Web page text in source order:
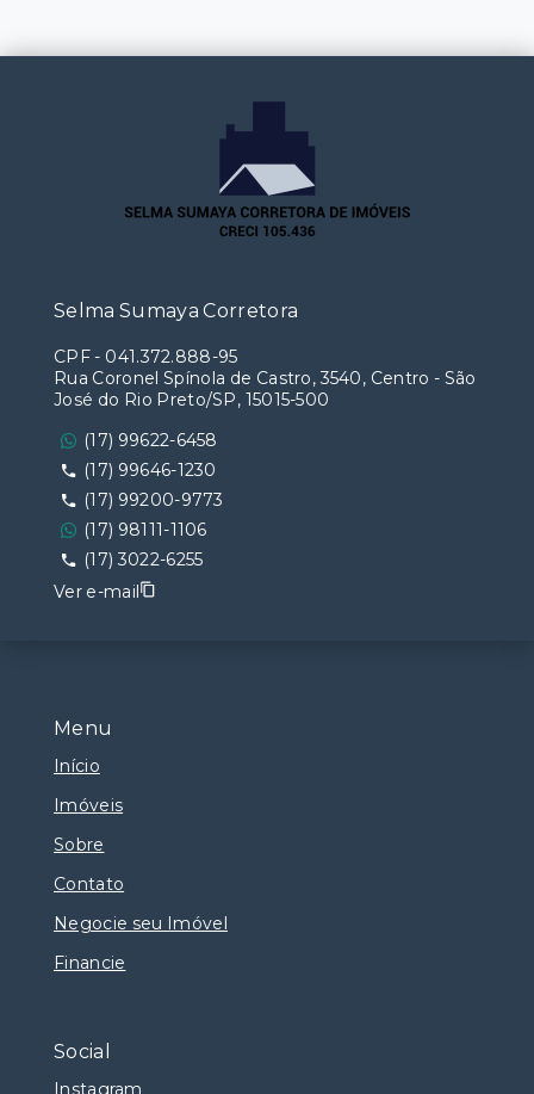
Menu
Início
Imóveis
Sobre
Contato
Negocie seu Imóvel
Financie
Social
Instagram
Selma Sumaya Corretora
CPF- 041.372.888-95
Rua Coronel Spínola de Castro, 3540, Centro - São
José do Rio Preto/SP, 15015-500
(17) 99622-6458
(17) 99646-1230
(17) 99200-9773
(17) 98111-1106
(17) 3022-6255
Ver e-mail